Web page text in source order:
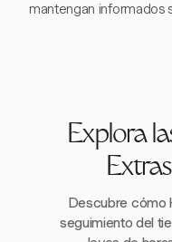
mantengan informados
Explora
Descubre cómo
seguimiento del